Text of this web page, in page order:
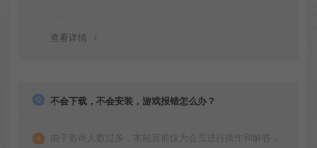
查看详情
不会下载，不会安装，游戏报错怎么办？
由于咨询人数过多，本站目前仅为会员进行操作和解答，